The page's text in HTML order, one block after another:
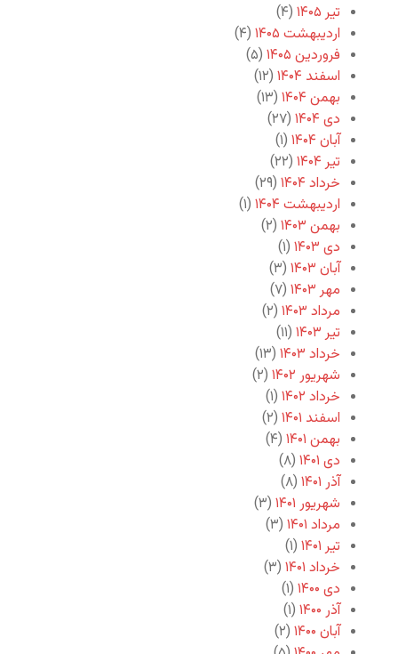
تیر ۱۴۰۵
(۴)
اردیبهشت ۱۴۰۵
(۴)
فروردین ۱۴۰۵
(۵)
اسفند ۱۴۰۴
(۱۲)
بهمن ۱۴۰۴
(۱۳)
دی ۱۴۰۴
(۲۷)
آبان ۱۴۰۴
(۱)
تیر ۱۴۰۴
(۲۲)
خرداد ۱۴۰۴
(۲۹)
اردیبهشت ۱۴۰۴
(۱)
بهمن ۱۴۰۳
(۲)
دی ۱۴۰۳
(۱)
آبان ۱۴۰۳
(۳)
مهر ۱۴۰۳
(۷)
مرداد ۱۴۰۳
(۲)
تیر ۱۴۰۳
(۱۱)
خرداد ۱۴۰۳
(۱۳)
شهریور ۱۴۰۲
(۲)
خرداد ۱۴۰۲
(۱)
اسفند ۱۴۰۱
(۲)
بهمن ۱۴۰۱
(۴)
دی ۱۴۰۱
(۸)
آذر ۱۴۰۱
(۸)
شهریور ۱۴۰۱
(۳)
مرداد ۱۴۰۱
(۳)
تیر ۱۴۰۱
(۱)
خرداد ۱۴۰۱
(۳)
دی ۱۴۰۰
(۱)
آذر ۱۴۰۰
(۱)
آبان ۱۴۰۰
(۲)